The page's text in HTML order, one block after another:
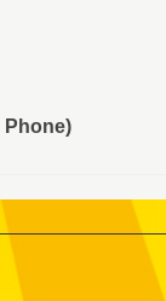
Phone)